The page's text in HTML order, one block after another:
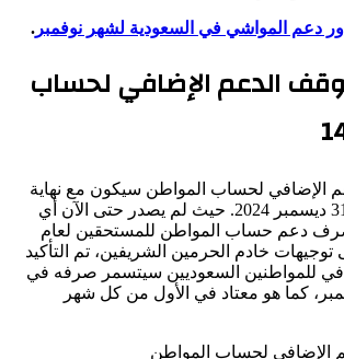
دعم المواشي في السعودية لشهر نوفمبر .
الدعم الإضافي لحساب
الإضافي لحساب المواطن سيكون مع نهاية
العام الحالي بتاريخ 31 ديسمبر 2024. حيث لم يصدر حتى الآن أي
دعم حساب المواطن للمستحقين لعام
توجيهات خادم الحرمين الشريفين، تم التأكيد
للمواطنين السعوديين سيتسمر صرفه في
كما هو معتاد في الأول من كل شهر